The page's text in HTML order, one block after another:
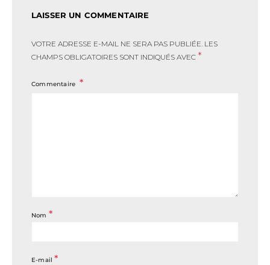
LAISSER UN COMMENTAIRE
VOTRE ADRESSE E-MAIL NE SERA PAS PUBLIÉE. LES
CHAMPS OBLIGATOIRES SONT INDIQUÉS AVEC *
Commentaire
Nom *
E-mail*